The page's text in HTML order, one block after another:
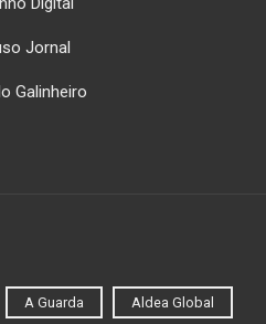
A Guarda Aldea Global